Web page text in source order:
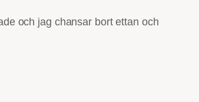
och jag chansar bort ettan och